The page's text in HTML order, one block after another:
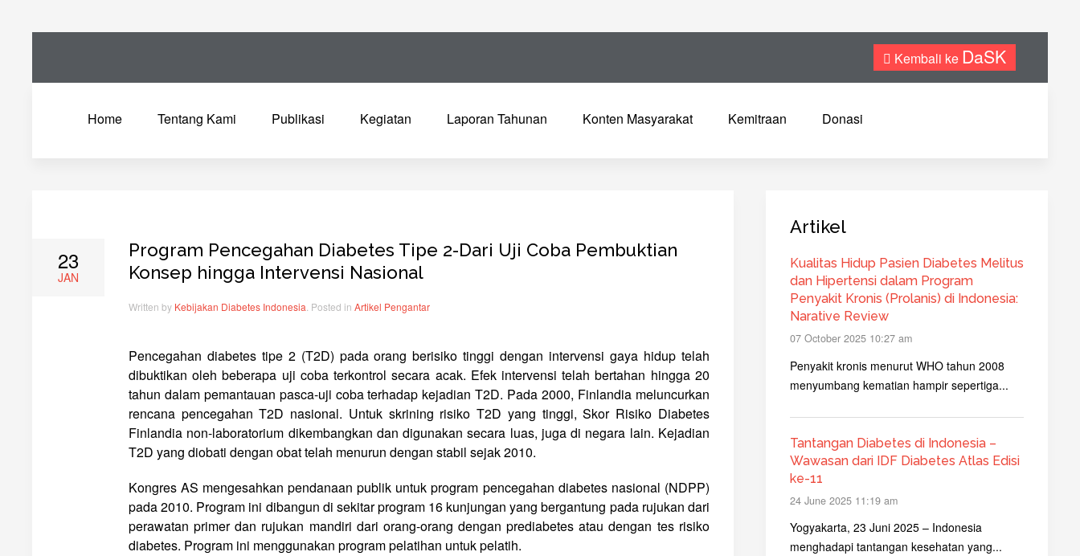
Kembali ke DaSK
Home Tentang Kami Publikasi Kegiatan Laporan Tahunan Konten Masyarakat Kemitraan Donasi
23
JAN
Program Pencegahan Diabetes Tipe 2-Dari Uji Coba Pembuktian
Konsep hingga Intervensi Nasional
Written by Kebijakan Diabetes Indonesia . Posted in Artikel Pengantar
Pencegahan diabetes tipe 2 (T2D) pada orang berisiko tinggi dengan intervensi gaya hidup telah
dibuktikan oleh beberapa uji coba terkontrol secara acak. Efek intervensi telah bertahan hingga 20
tahun dalam pemantauan pasca-uji coba terhadap kejadian T2D. Pada 2000, Finlandia meluncurkan
rencana pencegahan T2D nasional. Untuk skrining risiko T2D yang tinggi, Skor Risiko Diabetes
Finlandia non-laboratorium dikembangkan dan digunakan secara luas, juga di negara lain. Kejadian
T2D yang diobati dengan obat telah menurun dengan stabil sejak 2010.
Kongres AS mengesahkan pendanaan publik untuk program pencegahan diabetes nasional (NDPP)
pada 2010. Program ini dibangun di sekitar program 16 kunjungan yang bergantung pada rujukan dari
perawatan primer dan rujukan mandiri dari orang-orang dengan prediabetes atau dengan tes risiko
diabetes. Program ini menggunakan program pelatihan untuk pelatih.
Artikel
Kualitas Hidup Pasien Diabetes Melitus
dan Hipertensi dalam Program
Penyakit Kronis (Prolanis) di Indonesia:
Narative Review
07 October 2025 10:27 am
Penyakit kronis menurut WHO tahun 2008
menyumbang kematian hampir sepertiga...
Tantangan Diabetes di Indonesia –
Wawasan dari IDF Diabetes Atlas Edisi
ke-11
24 June 2025 11:19 am
Yogyakarta, 23 Juni 2025 – Indonesia
menghadapi tantangan kesehatan yang...